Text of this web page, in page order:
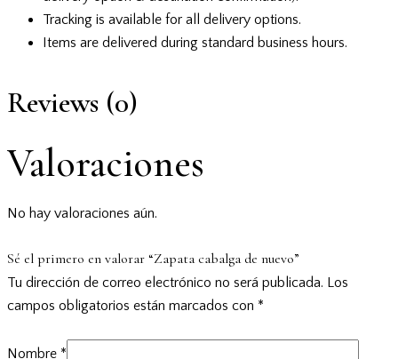
Tracking is available for all delivery options.
Items are delivered during standard business hours.
Reviews (0)
Valoraciones
No hay valoraciones aún.
Sé el primero en valorar “Zapata cabalga de nuevo”
Tu dirección de correo electrónico no será publicada. Los
campos obligatorios están marcados con *
Nombre *